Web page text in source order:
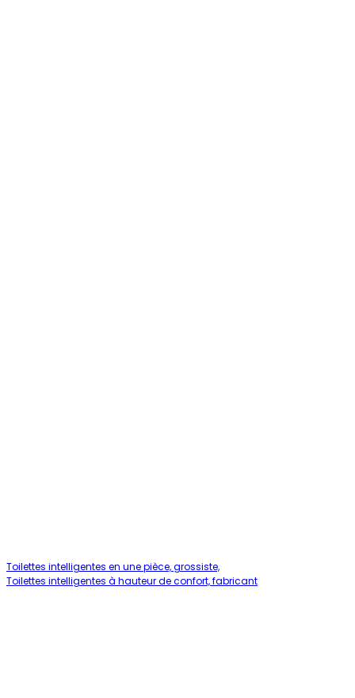
Toilettes intelligentes en une pièce, grossiste,
Toilettes intelligentes à hauteur de confort, fabricant